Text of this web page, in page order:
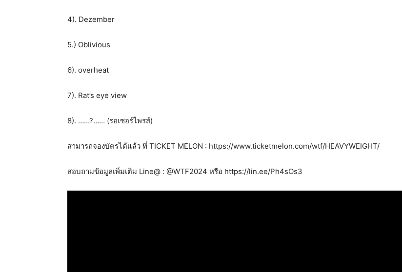
4). Dezember
5.) Oblivious
6). overheat
7). Rat’s eye view
8). ……?…… (รอเซอร์ไพรส์)
สามารถจองบัตรได้แล้ว ที่ TICKET​ MELON : https://www.ticketmelon.com/wtf/HEAVYWEIGHT/
สอบถามข้อมูล​เพิ่มเติม Line@ : @WTF2024 หรือ https://lin.ee/Ph4sOs3